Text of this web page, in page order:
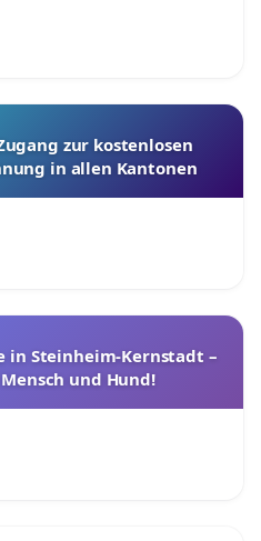
zur kostenlosen
in allen Kantonen
in Steinheim-Kernstadt –
und Hund!